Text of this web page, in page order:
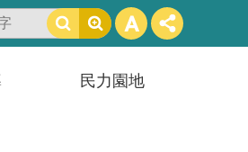
搜
尋
民力園地